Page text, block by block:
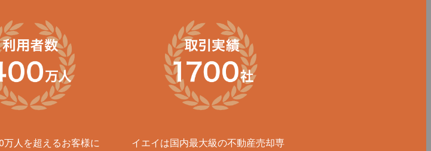
万人を超えるお客様に
イエイは国内最大級の不動産売却専